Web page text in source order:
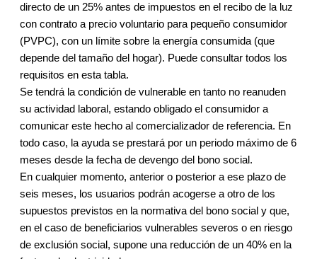
directo de un 25% antes de impuestos en el recibo de la luz
con contrato a precio voluntario para pequeño consumidor
(PVPC), con un límite sobre la energía consumida (que
depende del tamaño del hogar). Puede consultar todos los
requisitos en esta tabla.
Se tendrá la condición de vulnerable en tanto no reanuden
su actividad laboral, estando obligado el consumidor a
comunicar este hecho al comercializador de referencia. En
todo caso, la ayuda se prestará por un periodo máximo de 6
meses desde la fecha de devengo del bono social.
En cualquier momento, anterior o posterior a ese plazo de
seis meses, los usuarios podrán acogerse a otro de los
supuestos previstos en la normativa del bono social y que,
en el caso de beneficiarios vulnerables severos o en riesgo
de exclusión social, supone una reducción de un 40% en la